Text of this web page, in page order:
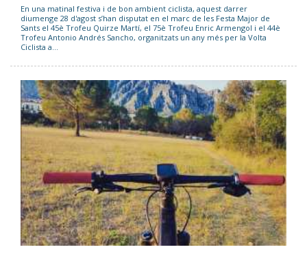
En una matinal festiva i de bon ambient ciclista, aquest darrer
diumenge 28 d'agost s’han disputat en el marc de les Festa Major de
Sants el 45è Trofeu Quirze Martí, el 75è Trofeu Enric Armengol i el 44è
Trofeu Antonio Andrés Sancho, organitzats un any més per la Volta
Ciclista a...